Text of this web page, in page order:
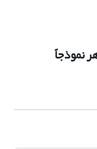
نموذجاً